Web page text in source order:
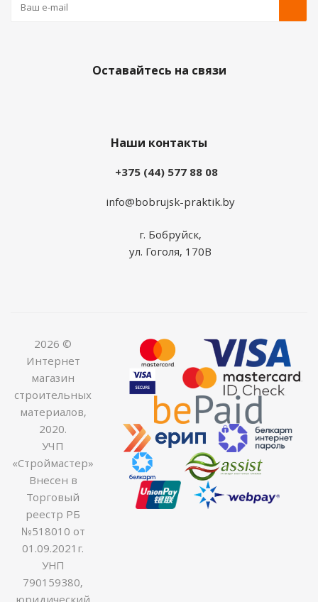
Оставайтесь на связи
Наши контакты
+375 (44) 577 88 08
info@bobrujsk-praktik.by
г. Бобруйск,
ул. Гоголя, 170В
2026 ©
Интернет
магазин
строительных
материалов,
2020.
УЧП
«Строймастер»
Внесен в
Торговый
реестр РБ
№518010 от
01.09.2021г.
УНП
790159380,
юридический